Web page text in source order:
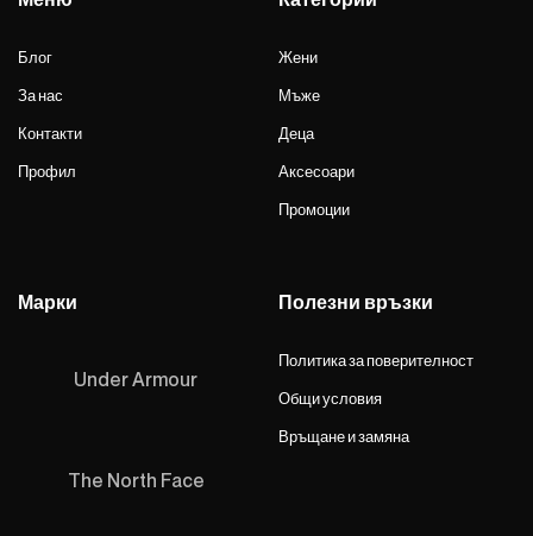
Блог
За нас
Контакти
Профил
Жени
Мъже
Деца
Аксесоари
Промоции
Марки
Under Armour
The North Face
Полезни връзки
Политика за поверителност
Общи условия
Връщане и замяна